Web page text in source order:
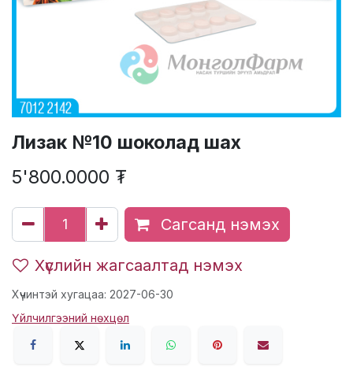
Лизак №10 шоколад шах
5'800.0000 ₮
Сагсанд нэмэх
Хүслийн жагсаалтад нэмэх
Хүчинтэй хугацаа: 2027-06-30
Үйлчилгээний нөхцөл